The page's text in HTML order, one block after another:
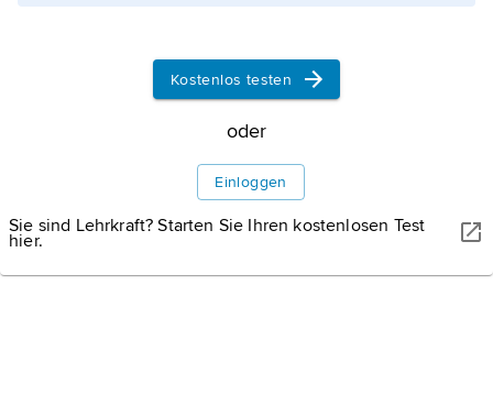
Jerusalemer Tempel ein und weihte ihn neu
(seither feiern die Juden das Fest
Informationen zum Artikel
Kostenlos testen
oder
Einloggen
Sie sind Lehrkraft? Starten Sie Ihren kostenlosen Test
hier.